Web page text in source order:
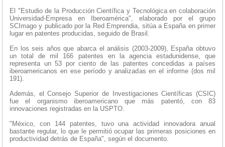
El "Estudio de la Producción Científica y Tecnológica en colaboración
Universidad-Empresa en Iberoamérica", elaborado por el grupo
SCImago y publicado por la Red Emprendia, sitúa a España en primer
lugar en patentes producidas, seguido de Brasil.
En los seis años que abarca el análisis (2003-2009), España obtuvo
un total de mil 166 patentes en la agencia estadunidense, que
representa un 53 por ciento de las patentes concedidas a países
iberoamericanos en ese período y analizadas en el informe (dos mil
191).
Además, el Consejo Superior de Investigaciones Científicas (CSIC)
fue el organismo iberoamericano que más patentó, con 83
innovaciones registradas en la USPTO.
"México, con 144 patentes, tuvo una actividad innovadora anual
bastante regular, lo que le permitió ocupar las primeras posiciones en
productividad detrás de España", según el documento.